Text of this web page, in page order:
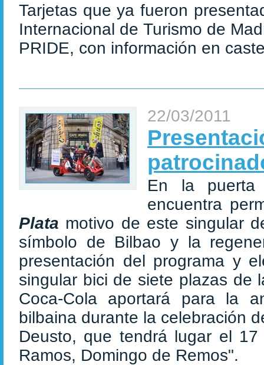
Tarjetas que ya fueron
Internacional de Turismo de
PRIDE, con información en
22/03/2011
En la puerta
encuentra
Plata motivo de este singular
símbolo de Bilbao y la
presentación del programa y
singular bici de siete plazas de
Coca-Cola aportará para la
bilbaina durante la celebración
Deusto, que tendrá lugar el
Ramos, Domingo de Remos".